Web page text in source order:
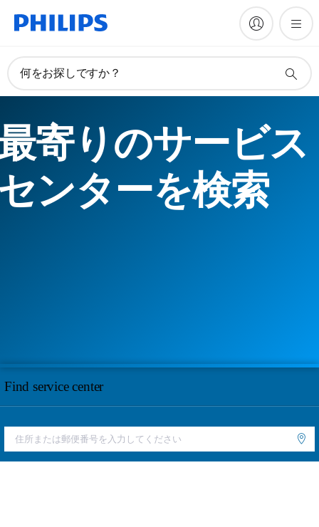
何をお探しですか？
寄りのサービス
ンターを検索
Find service center